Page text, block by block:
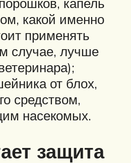
какой именно
применять
случае, лучше
от блох,
средством,
насекомых.
защита